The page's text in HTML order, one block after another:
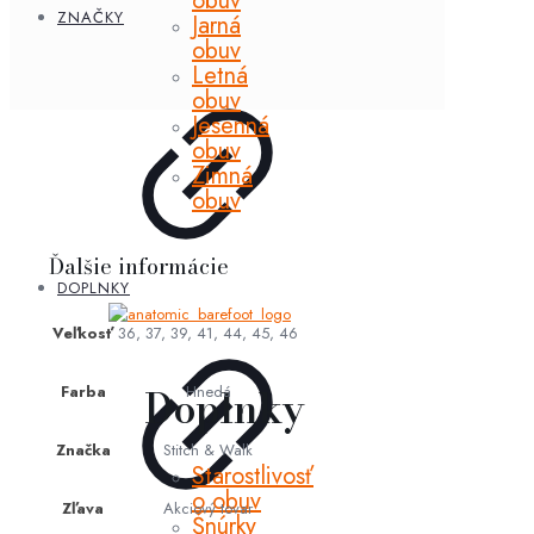
ZNAČKY Jarná
obuv
Letná
obuv
Jesenná
obuv
Zimná
obuv
DOPLNKY
Doplnky
Starostlivosť
o obuv
Šnúrky
Ďalšie informácie
Veľkosť 36, 37, 39, 41, 44, 45, 46
Farba Hnedá
Značka Stitch & Walk
Zľava Akciový tovar